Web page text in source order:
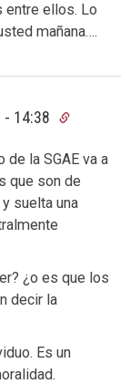
entre ellos. Lo
mañana….
- 14:38
la SGAE va a
que son de
suelta una
¿o es que los
decir la
Es un